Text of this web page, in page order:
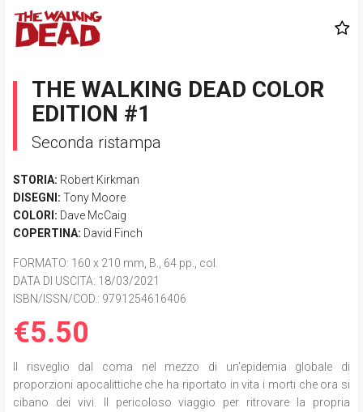
THE WALKING DEAD COLOR
EDITION #1
Seconda ristampa
STORIA: Robert Kirkman
DISEGNI: Tony Moore
COLORI: Dave McCaig
COPERTINA: David Finch
FORMATO: 160 x 210 mm, B., 64 pp., col.
DATA DI USCITA: 18/03/2021
ISBN/ISSN/COD.: 9791254616406
€5.50
Il risveglio dal coma nel mezzo di un'epidemia globale di
proporzioni apocalittiche che ha riportato in vita i morti che ora si
cibano dei vivi. Il pericoloso viaggio per ritrovare la propria